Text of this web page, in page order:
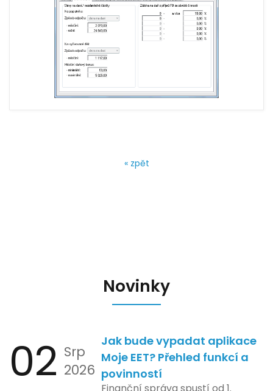
« zpět
Novinky
02 Srp
2026
Jak bude vypadat aplikace
Moje EET? Přehled funkcí a
povinností
Finanční správa spustí od 1.